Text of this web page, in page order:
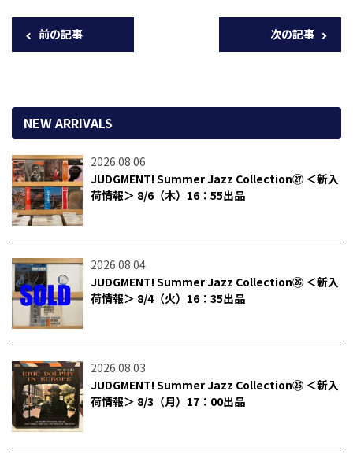
前の記事 次の記事
NEW ARRIVALS
2026.08.06
JUDGMENT! Summer Jazz Collection㉗ ＜新入
荷情報＞ 8/6（木）16：55出品
2026.08.04
JUDGMENT! Summer Jazz Collection㉖ ＜新入
荷情報＞ 8/4（火）16：35出品
2026.08.03
JUDGMENT! Summer Jazz Collection㉕ ＜新入
荷情報＞ 8/3（月）17：00出品